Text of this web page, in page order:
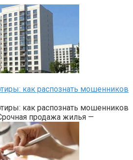
как распознать мошенников
как распознать мошенников
продажа жилья —